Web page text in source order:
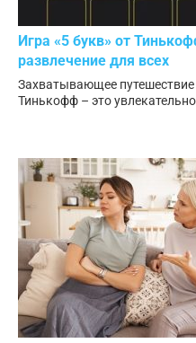
Игра «5 букв» от
развлечение для всех
Захватывающее путешествие
Тинькофф – это